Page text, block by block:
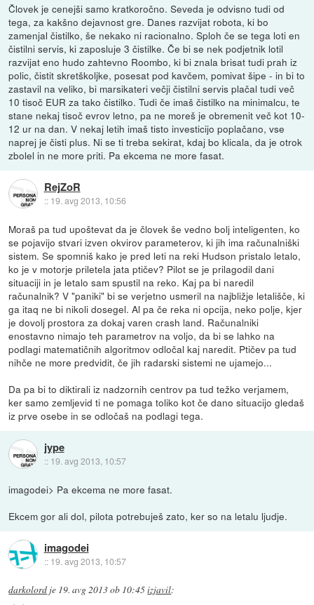
Človek je cenejši samo kratkoročno. Seveda je odvisno tudi od
tega, za kakšno dejavnost gre. Danes razvijat robota, ki bo
zamenjal čistilko, še nekako ni racionalno. Sploh če se tega loti en
čistilni servis, ki zaposluje 3 čistilke. Če bi se nek podjetnik lotil
razvijat eno hudo zahtevno Roombo, ki bi znala brisat tudi prah iz
polic, čistit skretškoljke, posesat pod kavčem, pomivat šipe - in bi to
zastavil na veliko, bi marsikateri večji čistilni servis plačal tudi več
10 tisoč EUR za tako čistilko. Tudi če imaš čistilko na minimalcu, te
stane nekaj tisoč evrov letno, pa ne moreš je obremenit več kot 10-
12 ur na dan. V nekaj letih imaš tisto investicijo poplačano, vse
naprej je čisti plus. Ni se ti treba sekirat, kdaj bo klicala, da je otrok
zbolel in ne more priti. Pa ekcema ne more fasat.
RejZoR
:: 19. avg 2013, 10:56
Moraš pa tud upoštevat da je človek še vedno bolj inteligenten, ko
se pojavijo stvari izven okvirov parameterov, ki jih ima računalniški
sistem. Se spomniš kako je pred leti na reki Hudson pristalo letalo,
ko je v motorje priletela jata ptičev? Pilot se je prilagodil dani
situaciji in je letalo sam spustil na reko. Kaj pa bi naredil
računalnik? V "paniki" bi se verjetno usmeril na najbližje letališče, ki
ga itaq ne bi nikoli dosegel. Al pa če reka ni opcija, neko polje, kjer
je dovolj prostora za dokaj varen crash land. Računalniki
enostavno nimajo teh parametrov na voljo, da bi se lahko na
podlagi matematičnih algoritmov odločal kaj naredit. Ptičev pa tud
nihče ne more predvidit, če jih radarski sistemi ne ujamejo...
Da pa bi to diktirali iz nadzornih centrov pa tud težko verjamem,
ker samo zemljevid ti ne pomaga toliko kot če dano situacijo gledaš
iz prve osebe in se odločaš na podlagi tega.
jype
:: 19. avg 2013, 10:57
imagodei> Pa ekcema ne more fasat.
Ekcem gor ali dol, pilota potrebuješ zato, ker so na letalu ljudje.
imagodei
:: 19. avg 2013, 10:57
darkolord je 19. avg 2013 ob 10:45izjavil: